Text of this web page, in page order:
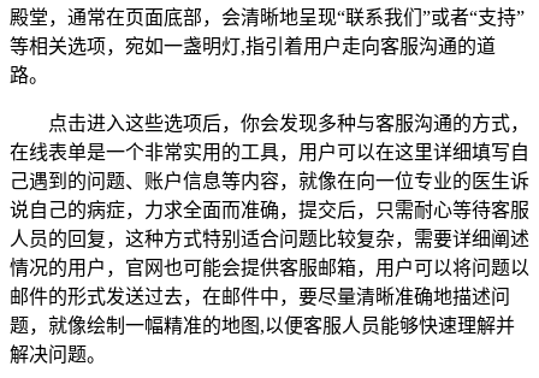
殿堂，通常在页面底部，会清晰地呈现“联系我们”或者“支持”
等相关选项，宛如一盏明灯,指引着用户走向客服沟通的道
路。
点击进入这些选项后，你会发现多种与客服沟通的方式，
在线表单是一个非常实用的工具，用户可以在这里详细填写自
己遇到的问题、账户信息等内容，就像在向一位专业的医生诉
说自己的病症，力求全面而准确，提交后，只需耐心等待客服
人员的回复，这种方式特别适合问题比较复杂，需要详细阐述
情况的用户，官网也可能会提供客服邮箱，用户可以将问题以
邮件的形式发送过去，在邮件中，要尽量清晰准确地描述问
题，就像绘制一幅精准的地图,以便客服人员能够快速理解并
解决问题。